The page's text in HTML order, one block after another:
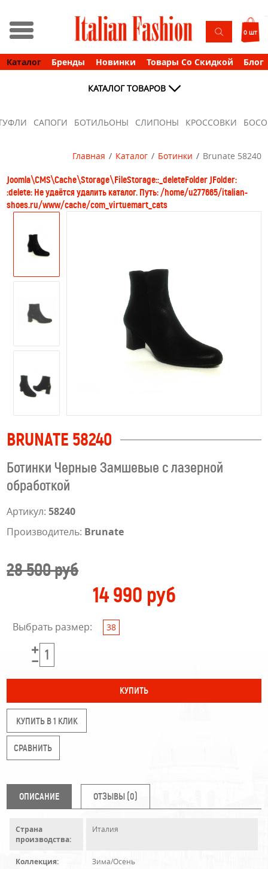
Каталог Бренды Новинки Товары Со Скидкой Блог
0 шт
КАТАЛОГ ТОВАРОВ
САПОГИ БОТИЛЬОНЫ СЛИПОНЫ КРОССОВКИ
Главная Каталог Ботинки Brunate 58240
Joomla\CMS\Cache\Storage\FileStorage::_deleteFolder JFolder:
:delete: Не удаётся удалить каталог. Путь: /home/u277665/italian-
shoes.ru/www/cache/com_virtuemart_cats
BRUNATE 58240
Ботинки Черные Замшевые с лазерной
обработкой
Артикул: 58240
Производитель: Brunate
28 500 руб
14 990 руб
Выбрать размер: 38
КУПИТЬ В 1 КЛИК
ОПИСАНИЕ ОТЗЫВЫ (0)
Страна
производства:
Италия
Коллекция: Зима/Осень